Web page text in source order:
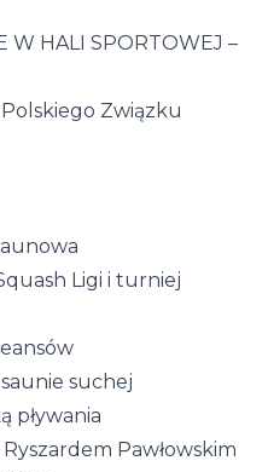
W HALI SPORTOWEJ –
Związku
Ligi i turniej
suchej
pływania
Pawłowskim